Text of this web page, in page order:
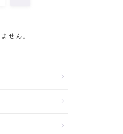
せん。